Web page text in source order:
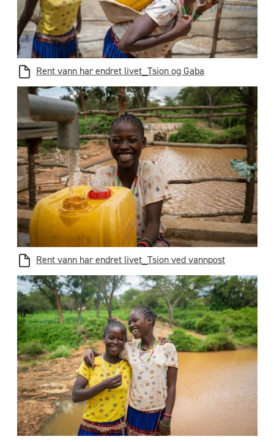
Rent vann har endret livet_Tsion og Gaba
Rent vann har endret livet_Tsion ved vannpost